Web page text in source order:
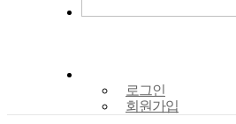
로그인
회원가입